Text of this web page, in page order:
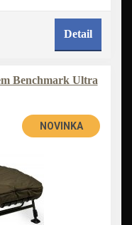
Detail
Benchmark Ultra
NOVINKA